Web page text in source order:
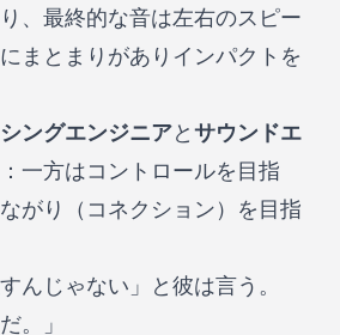
、最終的な音は左右のスピー
まとまりがありインパクトを
ングエンジニアとサウンドエ
一方はコントロールを目指
がり（コネクション）を目指
んじゃない」と彼は言う。
。」